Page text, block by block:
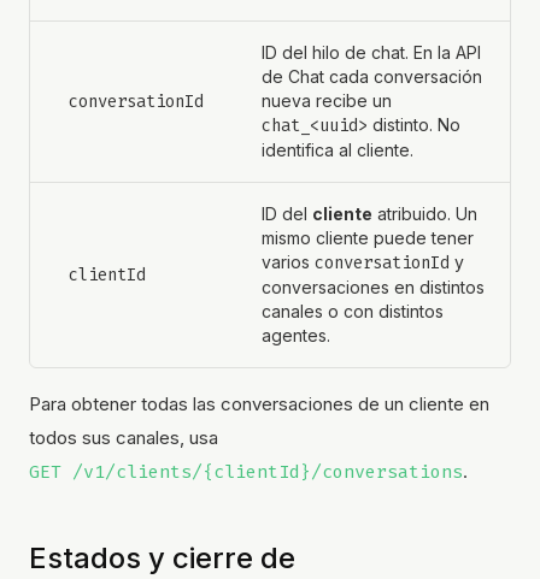
conversationId
ID del hilo de chat. En la API
de Chat cada conversación
nueva recibe un
chat_<uuid> distinto. No
identifica al cliente.
clientId
ID del cliente atribuido. Un
mismo cliente puede tener
varios conversationId y
conversaciones en distintos
canales o con distintos
agentes.
Para obtener todas las conversaciones de un cliente en
todos sus canales, usa
GET /v1/clients/{clientId}/conversations.
Estados y cierre de